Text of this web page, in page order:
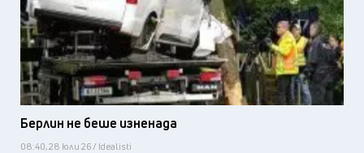
Берлин не беше изненада
08:40, 28 юли 26 / Idealisti